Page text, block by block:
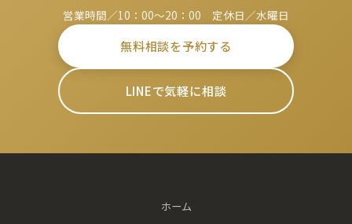
営業時間／10：00～20：00 定休日／水曜日
無料相談を予約する
LINEで気軽に相談
ホーム